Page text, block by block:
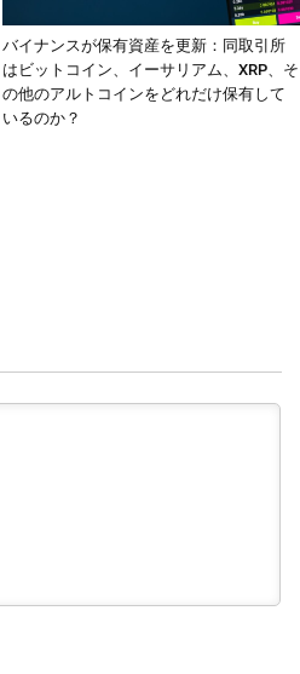
バイナンスが保有資産を更新：同取引所
はビットコイン、イーサリアム、XRP、そ
の他のアルトコインをどれだけ保有して
いるのか？